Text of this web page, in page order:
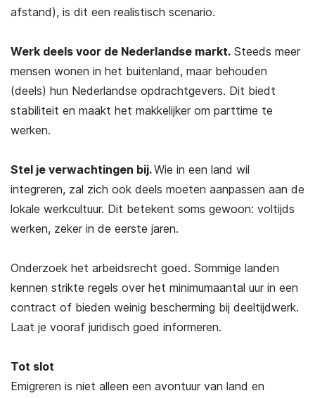
afstand), is dit een realistisch scenario.
Werk deels voor de Nederlandse markt. Steeds meer
mensen wonen in het buitenland, maar behouden
(deels) hun Nederlandse opdrachtgevers. Dit biedt
stabiliteit en maakt het makkelijker om parttime te
werken.
Stel je verwachtingen bij.Wie in een land wil
integreren, zal zich ook deels moeten aanpassen aan de
lokale werkcultuur. Dit betekent soms gewoon: voltijds
werken, zeker in de eerste jaren.
Onderzoek het arbeidsrecht goed. Sommige landen
kennen strikte regels over het minimumaantal uur in een
contract of bieden weinig bescherming bij deeltijdwerk.
Laat je vooraf juridisch goed informeren.
Tot slot
Emigreren is niet alleen een avontuur van land en